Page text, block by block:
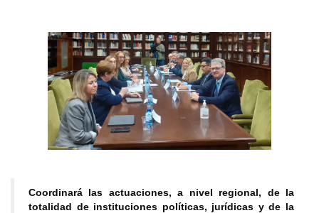
Coordinará las actuaciones, a nivel regional, de la
totalidad de instituciones políticas, jurídicas y de la